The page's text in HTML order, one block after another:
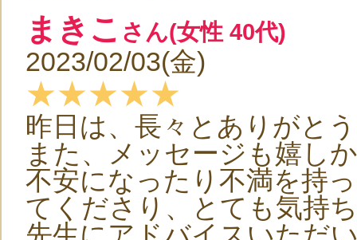
まきこ さん(女性 40代)
2023/02/03(金)
★★★★★
昨日は、長々とありがと
また、メッセージも嬉し
不安になったり不満を持
てくださり、とても気持